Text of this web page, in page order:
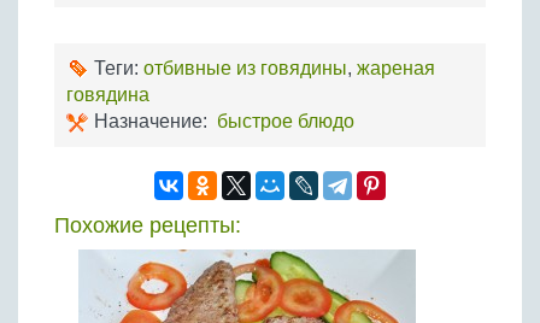
Теги: отбивные из говядины, жареная
говядина
Назначение: быстрое блюдо
Похожие рецепты: